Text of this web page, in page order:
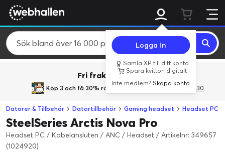
Logga in
Samla XP till ditt konto
Spara kvitton digitalt
Inte medlem?Skapa konto
Fri frakt över 800 kr.
Köp 3 och få 30% rabatt med rabattkoden 3Gives30
Datorer & Tillbehör Datortillbehör Gaming headset Headset PC
SteelSeries Arctis Nova Pro
Headset PC / Kabelansluten / ANC / Headset / Artikelnr: 349657
(1024920)